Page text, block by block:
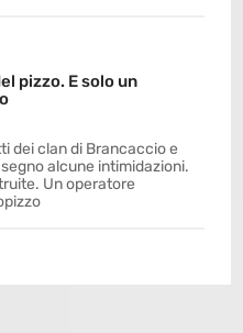
pizzo. E solo un
dei clan di Brancaccio e
alcune intimidazioni.
Un operatore